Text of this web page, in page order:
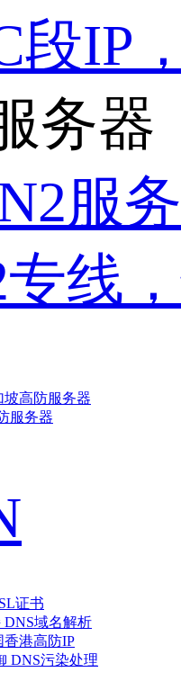
段IP
务器
服
线
坡高防服务器
服务器
证书
DNS域名解析
香港高防IP
DNS污染处理